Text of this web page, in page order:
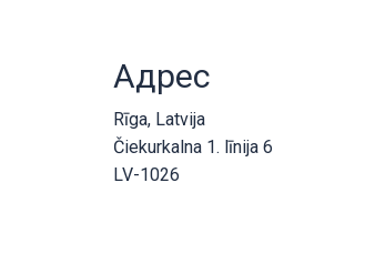
Адрес
Rīga, Latvija
Čiekurkalna 1. līnija 6
LV-1026